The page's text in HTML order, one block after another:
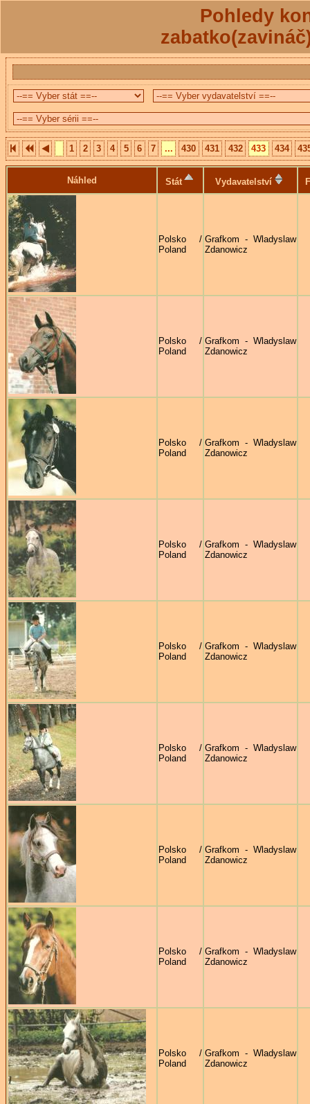
Pohledy
1 2 3 4 5 6 7 ... 430 431 432 433 434
Náhled Stát Vydavatelství
Polsko /
Poland
Grafkom - Wladyslaw
Zdanowicz
Polsko /
Poland
Grafkom - Wladyslaw
Zdanowicz
Polsko /
Poland
Grafkom - Wladyslaw
Zdanowicz
Polsko /
Poland
Grafkom - Wladyslaw
Zdanowicz
Polsko /
Poland
Grafkom - Wladyslaw
Zdanowicz
Polsko /
Poland
Grafkom - Wladyslaw
Zdanowicz
Polsko /
Poland
Grafkom - Wladyslaw
Zdanowicz
Polsko /
Poland
Grafkom - Wladyslaw
Zdanowicz
Polsko /
Poland
Grafkom - Wladyslaw
Zdanowicz